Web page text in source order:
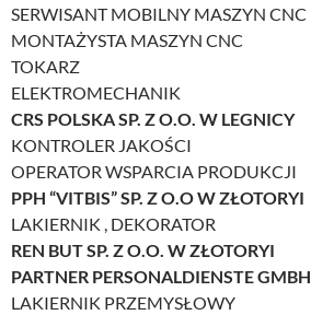
SERWISANT MOBILNY MASZYN CNC
MONTAŻYSTA MASZYN CNC
TOKARZ
ELEKTROMECHANIK
CRS POLSKA SP. Z O.O. W LEGNICY
KONTROLER JAKOŚCI
OPERATOR WSPARCIA PRODUKCJI
PPH “VITBIS” SP. Z O.O W ZŁOTORYI
LAKIERNIK , DEKORATOR
REN BUT SP. Z O.O. W ZŁOTORYI
PARTNER PERSONALDIENSTE GMBH
LAKIERNIK PRZEMYSŁOWY